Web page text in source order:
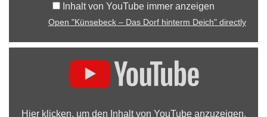
Inhalt von YouTube immer anzeigen
Open "Künsebeck – Das Dorf hinterm Deich" directly
Hier klicken, um den Inhalt von YouTube anzuzeigen.